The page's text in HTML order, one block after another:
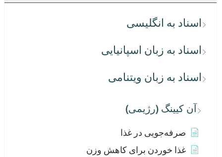
اسناد به انگلیسی
اسناد به زبان اسپانیایی
اسناد به زبان ویتنامی
آن کیینگ (رژیمی)
صرفه‌جویی در غذا
غذا خوردن برای کاهش وزن